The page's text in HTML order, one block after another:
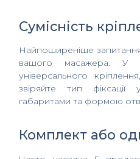
Сумісність
Найпоширеніше
вашого масажера. У
універсального
звіряйте тип
габаритами та формою
Комплект або